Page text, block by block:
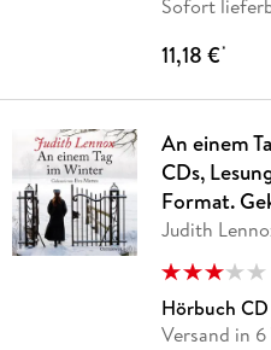
Sofort
11,18 €*
An einem
CDs,
Format.
Judith
Hörbuch CD
Versand in 6